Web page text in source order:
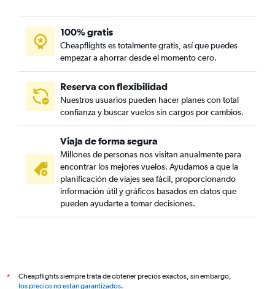
100% gratis
Cheapflights es totalmente gratis, así que puedes
empezar a ahorrar desde el momento cero.
Reserva con flexibilidad
Nuestros usuarios pueden hacer planes con total
confianza y buscar vuelos sin cargos por cambios.
Viaja de forma segura
Millones de personas nos visitan anualmente para
encontrar los mejores vuelos. Ayudamos a que la
planificación de viajes sea fácil, proporcionando
información útil y gráficos basados en datos que
pueden ayudarte a tomar decisiones.
*
Cheapflights siempre trata de obtener precios exactos, sin embargo,
los precios no están garantizados.